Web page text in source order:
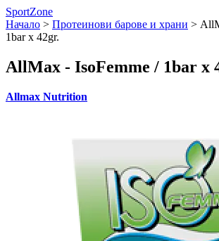
SportZone
Начало > Протеинови барове и храни >
1bar x 42gr.
AllMax - IsoFemme / 1bar x
Allmax Nutrition